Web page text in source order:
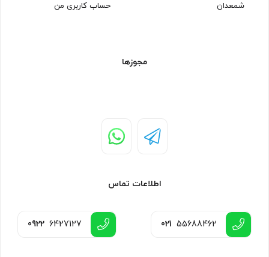
شمعدان
حساب کاربری من
مجوزها
اطلاعات تماس
021 55688462
0922 6427127